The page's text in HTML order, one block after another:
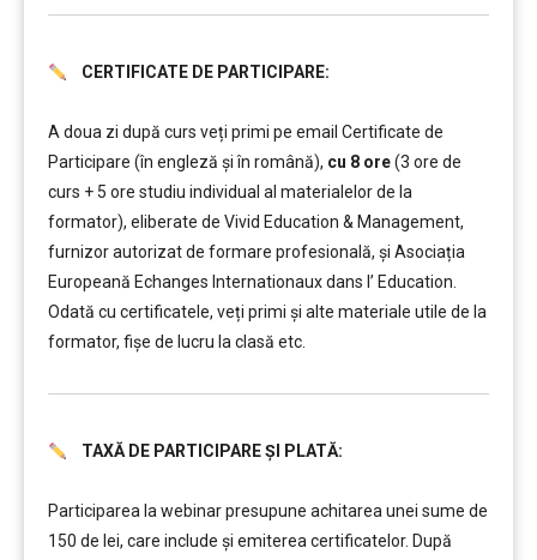
CERTIFICATE DE PARTICIPARE:
A doua zi după curs veți primi pe email Certificate de
Participare (în engleză și în română), cu 8 ore(3 ore de
curs + 5 ore studiu individual al materialelor de la
formator), eliberate de Vivid Education & Management,
furnizor autorizat de formare profesională, și Asociația
Europeană Echanges Internationaux dans l’ Education.
Odată cu certificatele, veți primi și alte materiale utile de la
formator, fișe de lucru la clasă etc.
TAXĂ DE PARTICIPARE ȘI PLATĂ:
Participarea la webinar presupune achitarea unei sume de
150 de lei, care include şi emiterea certificatelor. După